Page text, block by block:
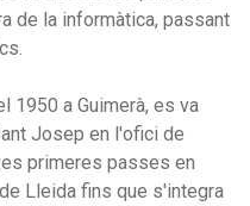
de la informàtica, passant
1950 a Guimerà, es va
Josep en l'ofici de
primeres passes en
Lleida fins que s'integra